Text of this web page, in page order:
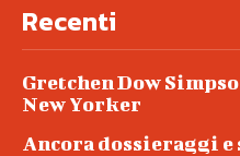
Recenti
Gretchen Dow
New Yorker
Ancora dossieraggi e